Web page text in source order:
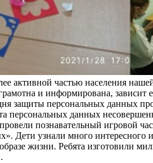
активной частью населения
и информирована, зависит
защиты персональных данных
персональных данных
познавательный игровой
Дети узнали много интересного
жизни. Ребята изготовили